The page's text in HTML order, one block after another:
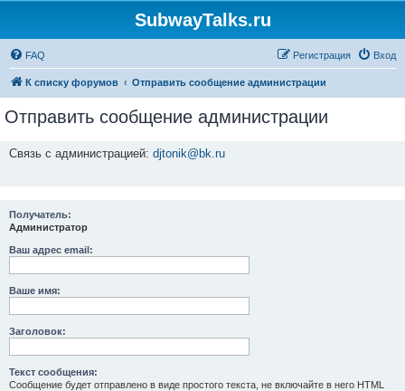
SubwayTalks.ru
FAQ Вход
Регистрация
К списку форумов Отправить сообщение администрации
Отправить сообщение администрации
Связь с администрацией: djtonik@bk.ru
Получатель:
Администратор
Ваш адрес email:
Ваше имя:
Заголовок:
Текст сообщения:
Сообщение будет отправлено в виде простого текста, не включайте в него HTML